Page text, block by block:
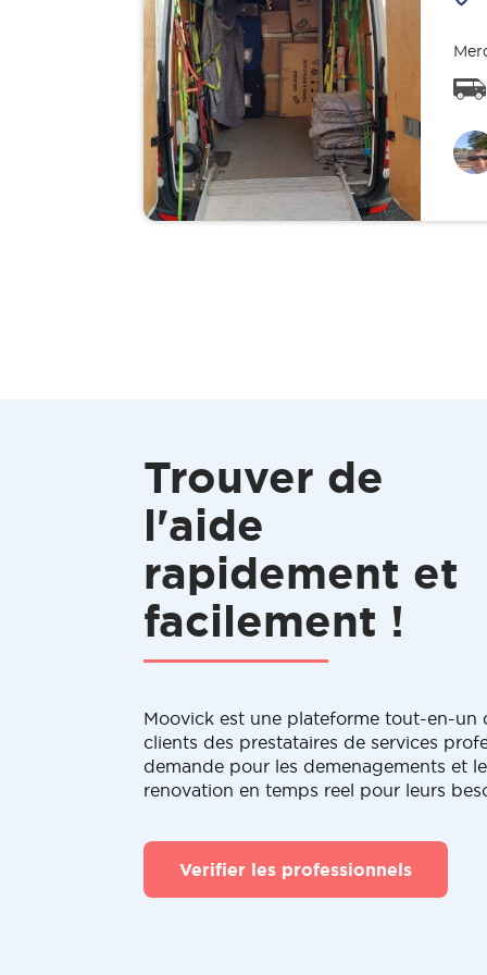
Trouver de
l'aide
rapidement et
facilement !
Moovick est une plateforme tout-en-un
clients des prestataires de services
demande pour les demenagements et
renovation en temps reel pour leurs
Verifier les professionnels